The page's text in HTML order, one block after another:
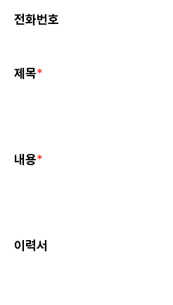
전화번호
제목*
내용*
이력서